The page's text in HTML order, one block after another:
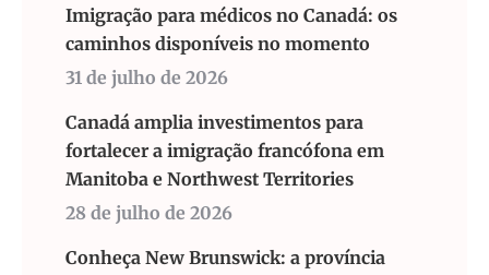
Imigração para médicos no Canadá: os
caminhos disponíveis no momento
31 de julho de 2026
Canadá amplia investimentos para
fortalecer a imigração francófona em
Manitoba e Northwest Territories
28 de julho de 2026
Conheça New Brunswick: a província